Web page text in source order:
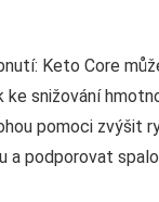
Keto Core
ke snižování
pomoci zvýšit
a podporovat